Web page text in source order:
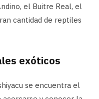
el Buitre Real, el
cantidad de reptiles
exóticos
se encuentra el